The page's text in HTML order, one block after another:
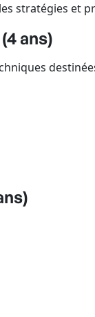
stratégies et
ans)